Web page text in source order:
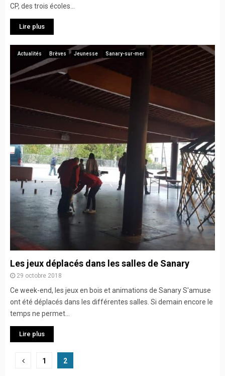
CP, des trois écoles...
Lire plus
Actualités Brèves Jeunesse Sanary-sur-mer
Les jeux déplacés dans les salles de Sanary
29 octobre 2018
Ce week-end, les jeux en bois et animations de Sanary S'amuse
ont été déplacés dans les différentes salles. Si demain encore le
temps ne permet...
Lire plus
Navigation
1 2